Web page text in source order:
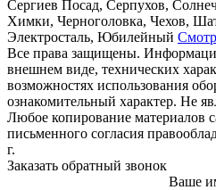
Сергиев Посад, Серпухов,
Химки, Черноголовка, Чехов,
Электросталь, Юбилейный
Все права защищены.
внешнем виде, технических
возможностях использования
ознакомительный характер. Не
Любое копирование материалов
письменного согласия
г.
Заказать обратный звонок
Ваше